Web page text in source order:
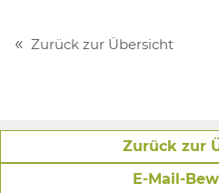
Zurück zur Übersicht
Zurück zur
E-Mail-